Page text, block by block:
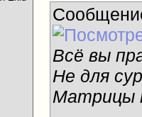
Всё вы
Не для
Матрицы